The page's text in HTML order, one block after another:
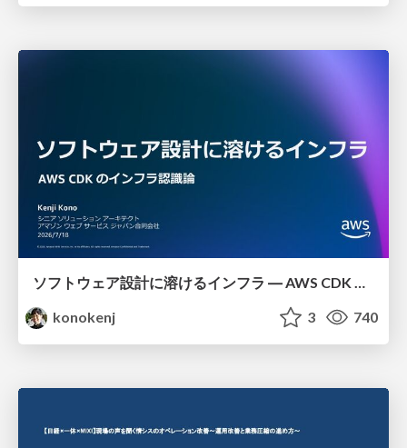
ソフトウェア設計に溶けるインフラ ― AWS CDK のインフラ認識論
konokenj
3 740